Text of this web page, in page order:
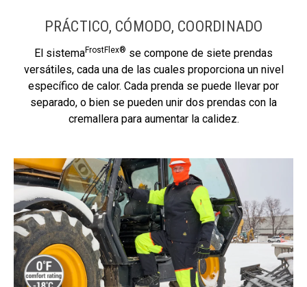
PRÁCTICO, CÓMODO, COORDINADO
El sistemaFrostFlex® se compone de siete prendas
versátiles, cada una de las cuales proporciona un nivel
específico de calor. Cada prenda se puede llevar por
separado, o bien se pueden unir dos prendas con la
cremallera para aumentar la calidez.